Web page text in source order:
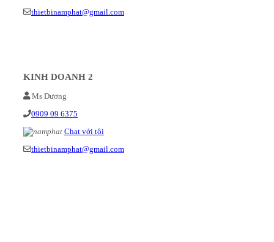
thietbinamphat@gmail.com
KINH DOANH 2
Ms Dương
0909 09 6375
Chat với tôi
thietbinamphat@gmail.com